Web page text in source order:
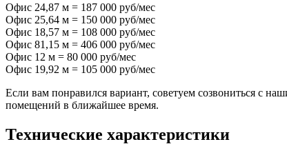
Офис 24,87 м = 187 000 руб/мес
Офис 25,64 м = 150 000 руб/мес
Офис 18,57 м = 108 000 руб/мес
Офис 81,15 м = 406 000 руб/мес
Офис 12 м = 80 000 руб/мес
Офис 19,92 м = 105 000 руб/мес
Если вам понравился вариант, советуем созвониться с
помещений в ближайшее время.
Технические характеристики